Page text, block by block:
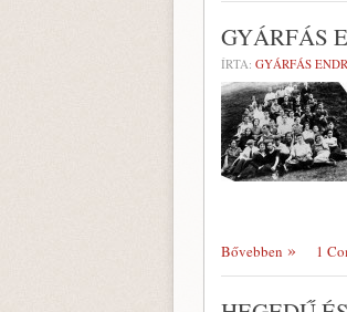
GYÁRFÁS
ÍRTA: GYÁRFÁS
Bővebben 1